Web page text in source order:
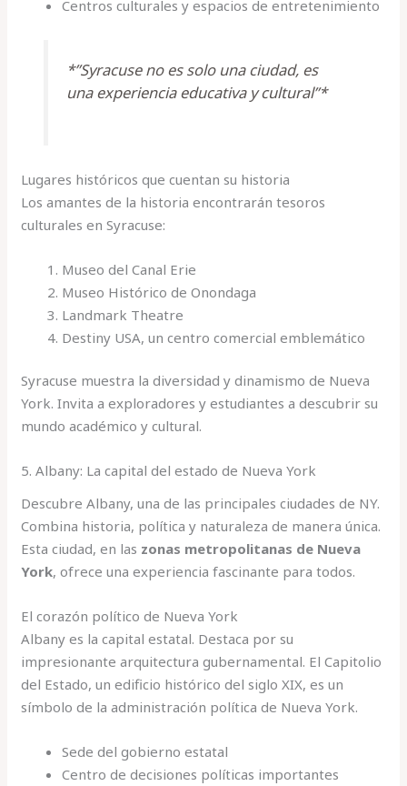
Centros culturales y espacios de entretenimiento
*”Syracuse no es solo una ciudad, es
una experiencia educativa y cultural”*
Lugares históricos que cuentan su historia
Los amantes de la historia encontrarán tesoros
culturales en Syracuse:
Museo del Canal Erie
Museo Histórico de Onondaga
Landmark Theatre
Destiny USA, un centro comercial emblemático
Syracuse muestra la diversidad y dinamismo de Nueva
York. Invita a exploradores y estudiantes a descubrir su
mundo académico y cultural.
5. Albany: La capital del estado de Nueva York
Descubre Albany, una de las principales ciudades de NY.
Combina historia, política y naturaleza de manera única.
Esta ciudad, en las zonas metropolitanas de Nueva
York, ofrece una experiencia fascinante para todos.
El corazón político de Nueva York
Albany es la capital estatal. Destaca por su
impresionante arquitectura gubernamental. El Capitolio
del Estado, un edificio histórico del siglo XIX, es un
símbolo de la administración política de Nueva York.
Sede del gobierno estatal
Centro de decisiones políticas importantes